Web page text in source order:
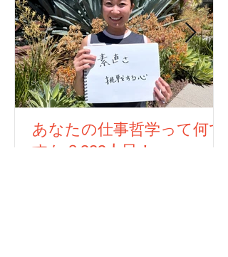
あなたの仕事哲学って何で
すか？323人目！